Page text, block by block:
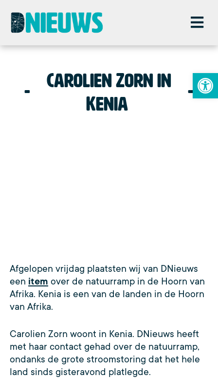
Carolien Zorn in
Kenia
Afgelopen vrijdag plaatsten wij van DNieuws
een item over de natuurramp in de Hoorn van
Afrika. Kenia is een van de landen in de Hoorn
van Afrika.
Carolien Zorn woont in Kenia. DNieuws heeft
met haar contact gehad over de natuurramp,
ondanks de grote stroomstoring dat het hele
land sinds gisteravond platlegde.